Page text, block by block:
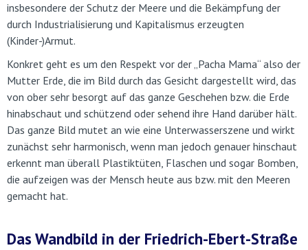
insbesondere der Schutz der Meere und die Bekämpfung der
durch Industrialisierung und Kapitalismus erzeugten
(Kinder-)Armut.
Konkret geht es um den Respekt vor der „Pacha Mama“ also der
Mutter Erde, die im Bild durch das Gesicht dargestellt wird, das
von ober sehr besorgt auf das ganze Geschehen bzw. die Erde
hinabschaut und schützend oder sehend ihre Hand darüber hält.
Das ganze Bild mutet an wie eine Unterwasserszene und wirkt
zunächst sehr harmonisch, wenn man jedoch genauer hinschaut
erkennt man überall Plastiktüten, Flaschen und sogar Bomben,
die aufzeigen was der Mensch heute aus bzw. mit den Meeren
gemacht hat.
Das Wandbild in der Friedrich-Ebert-Straße